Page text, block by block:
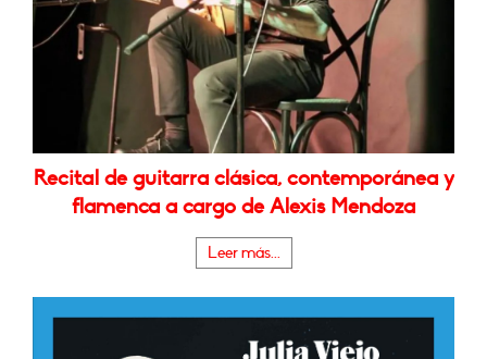
Recital de guitarra clásica, contemporánea y
flamenca a cargo de Alexis Mendoza
Leer más...